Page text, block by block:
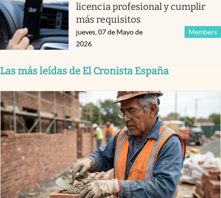
licencia profesional y cumplir
más requisitos
Members
jueves, 07 de Mayo de
2026
Las más leídas de El Cronista España